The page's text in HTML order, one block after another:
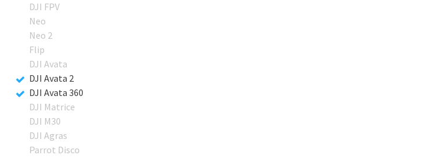
DJI FPV
Neo
Neo 2
Flip
DJI Avata
DJI Avata 2
DJI Avata 360
DJI Matrice
DJI M30
DJI Agras
Parrot Disco